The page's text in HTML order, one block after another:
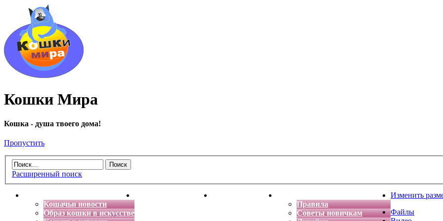
Кошки Мира
Кошка - душа твоего дома!
Пропустить
Расширенный поиск
Кошачьи новости
Образ кошки в искусстве
Энциклопедия кошек Детская фантазия
Правила
Советы новичкам
Изменить
Файлы